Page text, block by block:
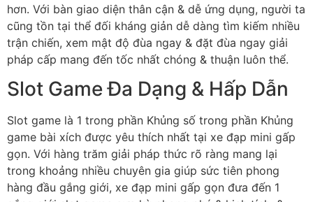
hơn. Với bàn giao diện thân cận & dễ ứng dụng, người ta
cũng tồn tại thể đối kháng giản dễ dàng tìm kiếm nhiều
trận chiến, xem mật độ đùa ngay & đặt đùa ngay giải
pháp cấp mang đến tốc nhất chóng & thuận luôn thể.
Slot Game Đa Dạng & Hấp Dẫn
Slot game là 1 trong phần Khủng số trong phần Khủng
game bài xích được yêu thích nhất tại xe đạp mini gấp
gọn. Với hàng trăm giải pháp thức rõ ràng mang lại
trong khoảng nhiều chuyên gia giúp sức tiên phong
hàng đầu gắng giới, xe đạp mini gấp gọn đưa đến 1